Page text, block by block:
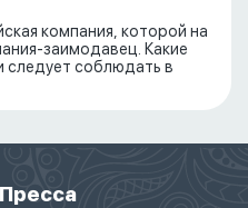
компания, которой на
заимодавец. Какие
соблюдать в
Пресса